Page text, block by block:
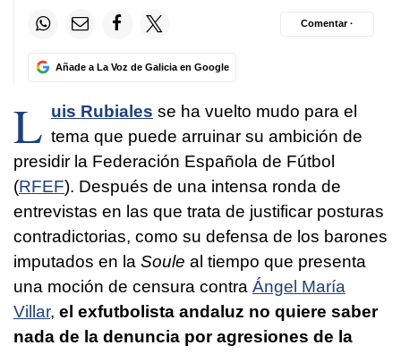
Añade a La Voz de Galicia en Google
Comentar ·
L uis Rubiales se ha vuelto mudo para el
tema que puede arruinar su ambición de
presidir la Federación Española de Fútbol
(RFEF). Después de una intensa ronda de
entrevistas en las que trata de justificar posturas
contradictorias, como su defensa de los barones
imputados en la Soule al tiempo que presenta
una moción de censura contra Ángel María
Villar, el exfutbolista andaluz no quiere saber
nada de la denuncia por agresiones de la